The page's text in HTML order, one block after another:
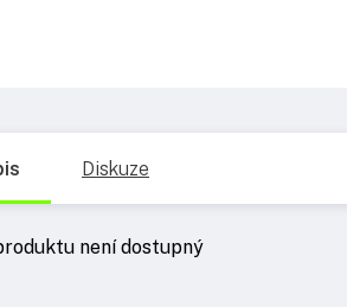
Diskuze
není dostupný